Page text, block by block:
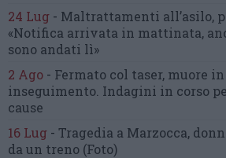
24 Lug - Maltrattamenti all’asilo,
«Notifica arrivata in mattinata,
sono andati lì»
2 Ago - Fermato col taser, muore in
inseguimento. Indagini in corso
cause
16 Lug - Tragedia a Marzocca,
da un treno (Foto)